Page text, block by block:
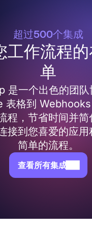
工作流程
单
超过500个集成
是一个出色的团队
表格到
程，节省时间并简
接到您喜爱的应用
简单的流程。
查看所有集成